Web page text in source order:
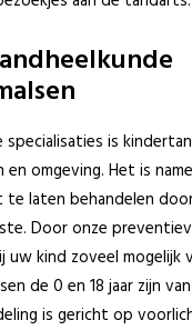
specialisaties is
en omgeving. Het is
laten behandelen
Door onze
uw kind zoveel mogelijk
de 0 en 18 jaar zijn
is gericht op